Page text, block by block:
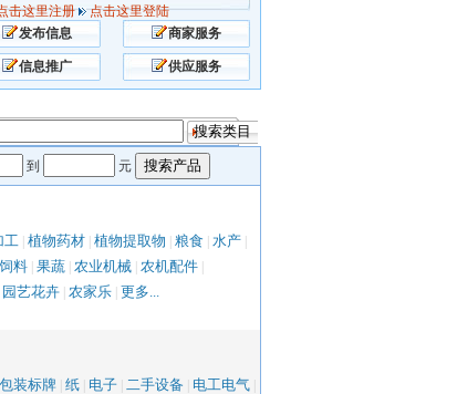
击这里注册
点击这里登陆
发布信息
商家服务
信息推广 供应服务
到 元
工 植物药材 植物提取物 粮食 水产
料 果蔬 农业机械 农机配件
园艺花卉 农家乐 更多...
包装标牌 纸 电子 二手设备 电工电气